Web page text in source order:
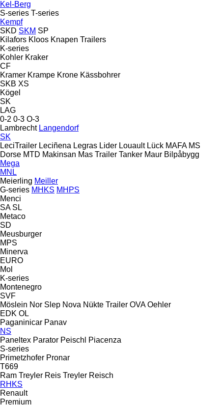
Kel-Berg
S-series T-series
Kempf
SKD SKM SP
Kilafors Kloos Knapen Trailers
K-series
Kohler Kraker
CF
Kramer Krampe Krone Kässbohrer
SKB XS
Kögel
SK
LAG
0-2 0-3 O-3
Lambrecht Langendorf
SK
LeciTrailer Leciñena Legras Lider Louault Lück MAFA MS
Dorse MTD Makinsan Mas Trailer Tanker Maur Bilpåbygg
Mega
MNL
Meierling Meiller
G-series MHKS MHPS
Menci
SA SL
Metaco
SD
Meusburger
MPS
Minerva
EURO
Mol
K-series
Montenegro
SVF
Möslein Nor Slep Nova Nükte Trailer OVA Oehler
EDK OL
Paganinicar Panav
NS
Paneltex Parator Peischl
Piacenza
S-series
Primetzhofer Pronar
T669
Ram Treyler Reis Treyler Reisch
RHKS
Renault
Premium